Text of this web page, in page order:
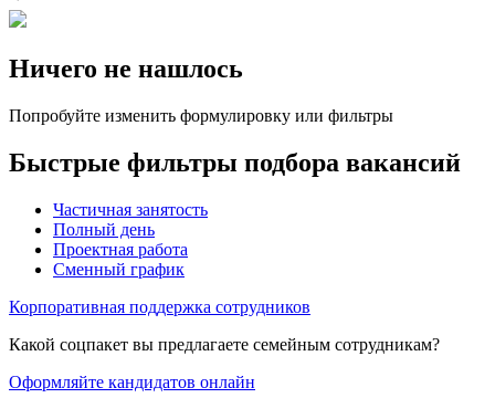
Ничего не нашлось
Попробуйте изменить формулировку или фильтры
Быстрые фильтры подбора вакансий
Частичная занятость
Полный день
Проектная работа
Сменный график
Корпоративная поддержка сотрудников
Какой соцпакет вы предлагаете семейным сотрудникам?
Оформляйте кандидатов онлайн